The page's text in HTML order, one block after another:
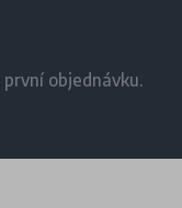
objednávku.